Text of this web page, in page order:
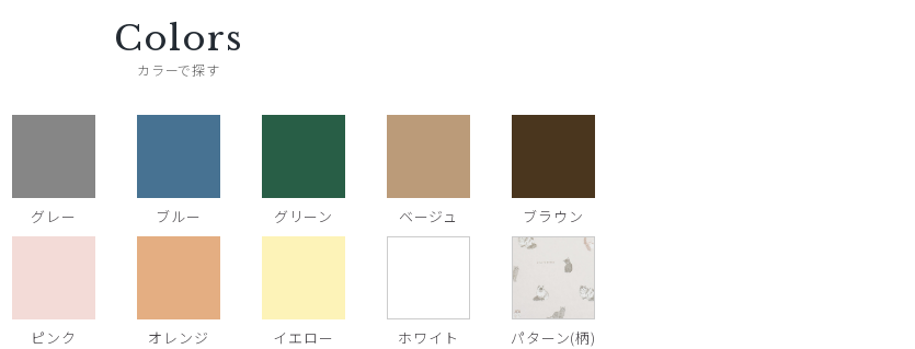
Colors
カラーで探す
グレー ブルー グリーン ベージュ ブラウン
ピンク オレンジ イエロー ホワイト パターン(柄)